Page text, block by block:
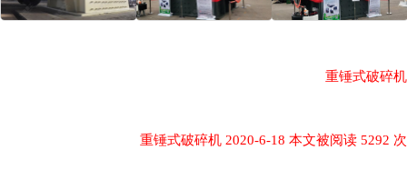
重锤式破碎机
重锤式破碎机 2020-6-18 本文被阅读 5292 次